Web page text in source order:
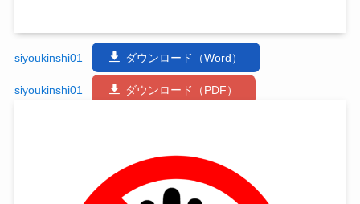
siyoukinshi01 ダウンロード（Word）
siyoukinshi01 ダウンロード（PDF）